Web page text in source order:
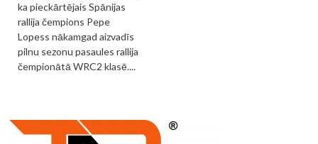
ka pieckārtējais Spānijas
rallija čempions Pepe
Lopess nākamgad aizvadīs
pilnu sezonu pasaules rallija
čempionātā WRC2 klasē....